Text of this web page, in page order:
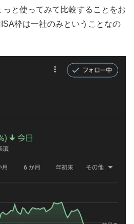
っと使ってみて比較することをお
枠は一社のみということなの